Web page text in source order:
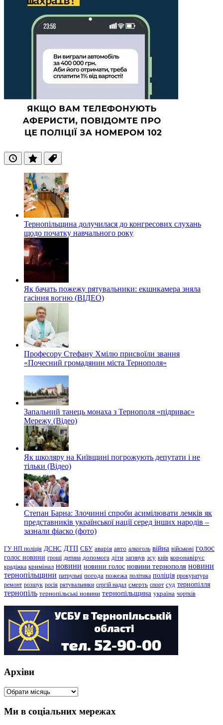
ОстанніПопулярні
Теги
Тернопільщина долучилася до конгресових слухань
щодо початку навчального року
Як бачать пожежу рятувальники: екшнкамера зняла
гасіння вогню (ВІДЕО)
Професору Стефану Хмілю присвоїли звання
«Почесний громадянин міста Тернополя»
Запальний танець монаха з Тернополя «підриває»
Мережу (Відео)
Як школяру на Київщині погрожують депутати і не
тільки (Відео)
Степан Барна: Злочинні спроби асимілювати лемків як
представників української нації серед інших народів –
зазнали фіаско (фото)
ГУ НП поліція ДСНС ДТП СБУ аварія авто алкоголь війна військові голос
голос новини гроші дитина допомога діти загинув зсу київ коронавірус
крадіжка кримінал новини новини голос новини тернополя новини
тернопільщини патрульні погода пожежа політика поліція прокуратура
ремонт розшук росія рятувальники сергій надал смерть спорт суд тернопілля
тернопіль тернопільські новини тернопільщина україна чортків
Архіви
Архіви
Ми в соціальних мережах